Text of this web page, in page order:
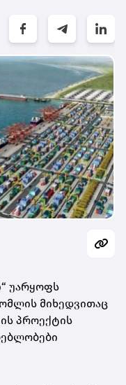
უარყოფს
მიხედვითაც
პროექტის